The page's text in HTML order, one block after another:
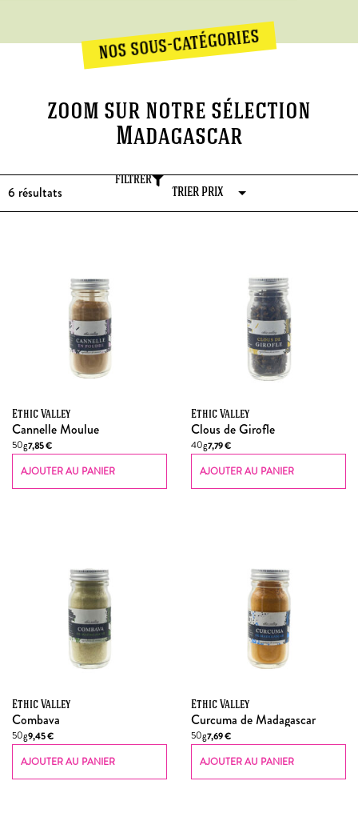
nos sous-catégories
zoom sur notre sélection
Madagascar
6 résultats
FILTRER
Ethic Valley
Cannelle Moulue
50g7,85€
AJOUTER AU PANIER
Ethic Valley
Clous de Girofle
40g7,79€
AJOUTER AU PANIER
Ethic Valley
Combava
50g9,45€
AJOUTER AU PANIER
Ethic Valley
Curcuma de Madagascar
50g7,69€
AJOUTER AU PANIER